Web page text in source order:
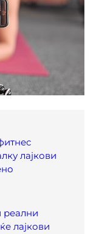
лајкови
реални
лајкови